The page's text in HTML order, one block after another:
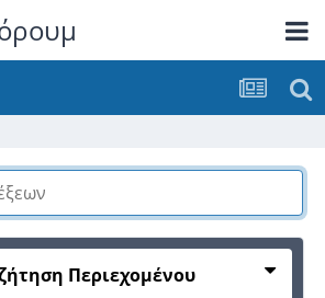
Περιεχομένου